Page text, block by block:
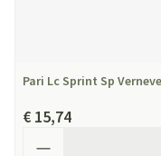
Pari Lc Sprint Sp
€ 15,74